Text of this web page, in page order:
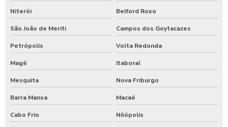
Niterói Belford Roxo
São João de Meriti Campos dos Goytacazes
Petrópolis Volta Redonda
Magé Itaboraí
Mesquita Nova Friburgo
Barra Mansa Macaé
Cabo Frio Nilópolis